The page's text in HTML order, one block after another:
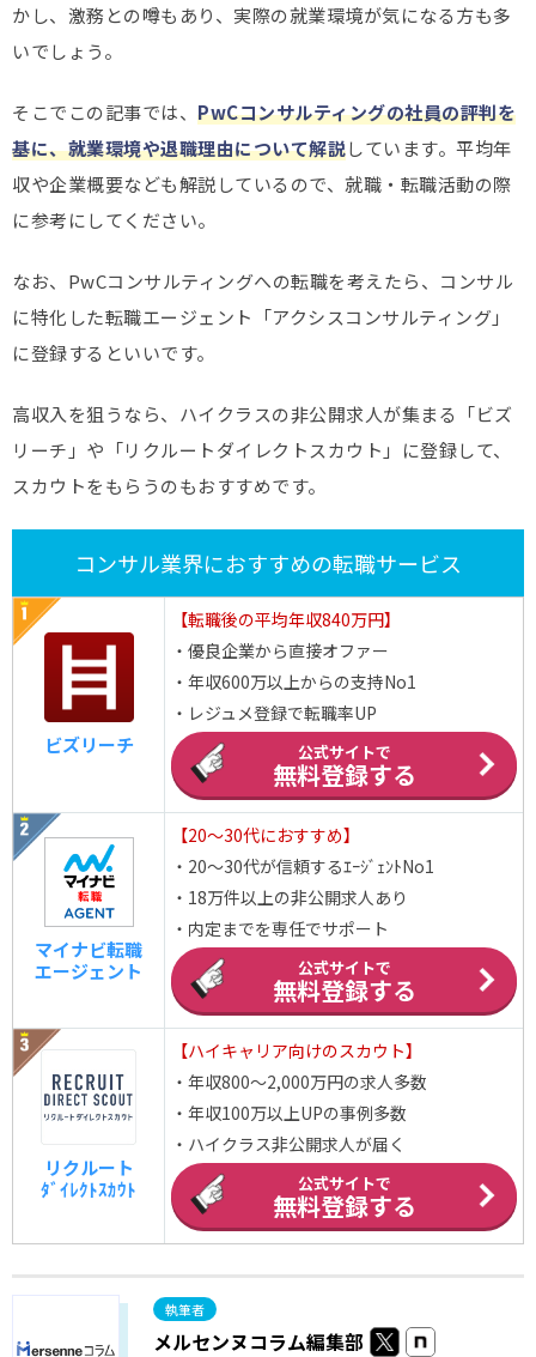
かし、激務との噂もあり、実際の就業環境が気になる方も多
いでしょう。
そこでこの記事では、 PwCコンサルティングの社員の評判を
基に、就業環境や退職理由について解説しています。平均年
収や企業概要なども解説しているので、就職・転職活動の際
に参考にしてください。
なお、PwCコンサルティングへの転職を考えたら、コンサル
に特化した転職エージェント「アクシスコンサルティング」
に登録するといいです。
高収入を狙うなら、ハイクラスの非公開求人が集まる「ビズ
リーチ」や「リクルートダイレクトスカウト」に登録して、
スカウトをもらうのもおすすめです。
コンサル業界におすすめの転職サービス
ビズリーチ
【転職後の平均年収840万円】
・優良企業から直接オファー
・年収600万以上からの支持No1
・レジュメ登録で転職率UP
公式サイトで
無料登録する
マイナビ転職
エージェント
【20～30代におすすめ】
・20～30代が信頼するｴｰｼﾞｪﾝﾄNo1
・18万件以上の非公開求人あり
・内定までを専任でサポート
公式サイトで
無料登録する
リクルート
ﾀﾞｲﾚｸﾄｽｶｳﾄ
【ハイキャリア向けのスカウト】
・年収800～2,000万円の求人多数
・年収100万以上UPの事例多数
・ハイクラス非公開求人が届く
公式サイトで
無料登録する
メルセンヌコラム編集部